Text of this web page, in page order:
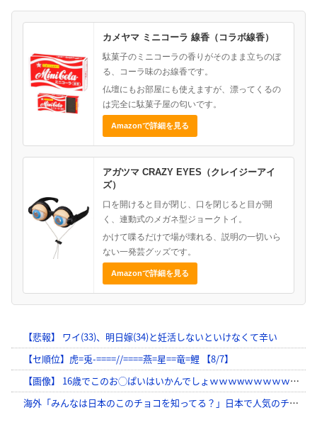
カメヤマ ミニコーラ 線香（コラボ線香）
駄菓子のミニコーラの香りがそのまま立ちのぼ
る、コーラ味のお線香です。
仏壇にもお部屋にも使えますが、漂ってくるの
は完全に駄菓子屋の匂いです。
Amazonで詳細を見る
アガツマ CRAZY EYES（クレイジーアイ
ズ）
口を開けると目が閉じ、口を閉じると目が開
く、連動式のメガネ型ジョークトイ。
かけて喋るだけで場が壊れる、説明の一切いら
ない一発芸グッズです。
Amazonで詳細を見る